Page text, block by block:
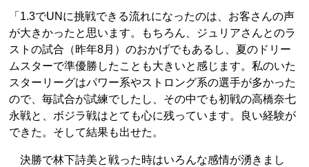
「1.3でUNに挑戦できる流れになったのは、お客さんの声
が大きかったと思います。もちろん、ジュリアさんとのラ
ストの試合（昨年8月）のおかげでもあるし、夏のドリー
ムスターで準優勝したことも大きいと感じます。私のいた
スターリーグはパワー系やストロング系の選手が多かった
ので、毎試合が試練でしたし、その中でも初戦の高橋奈七
永戦と、ボジラ戦はとても心に残っています。良い経験が
できた。そして結果も出せた。
決勝で林下詩美と戦った時はいろんな感情が湧きまし